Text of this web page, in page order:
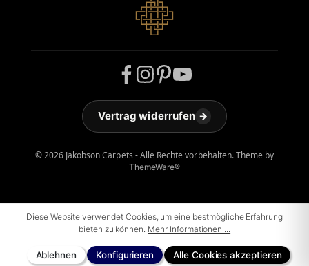
© 2026 Jakobson Carpets - Alle Rechte vorbehalten. Theme by
ThemeWare®
Vertrag widerrufen →
Diese Website verwendet Cookies, um eine bestmögliche Erfahrung
bieten zu können. Mehr Informationen ...
Ablehnen Konfigurieren Alle Cookies akzeptieren